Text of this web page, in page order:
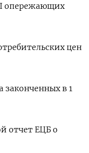
опережающих
цен
в 1
отчет ЕЦБ о